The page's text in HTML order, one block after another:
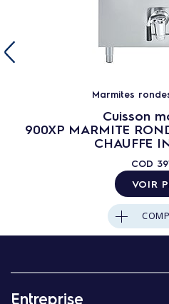
Marmites
Cuisson
900XP MARMITE
CHAUFFE
COD
VOIR
Entreprise